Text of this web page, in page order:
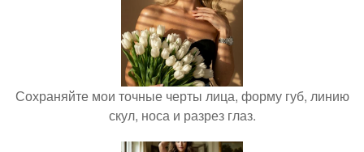
Сохраняйте мои точные черты лица, форму губ, линию
скул, носа и разрез глаз.